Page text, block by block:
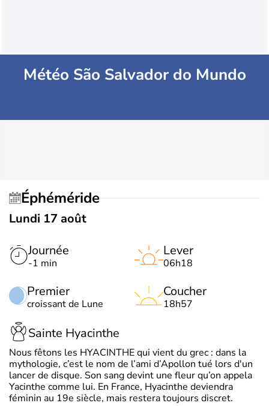
Météo São Salvador do Mundo
Éphéméride
Lundi 17 août
Journée
-1 min
Premier
croissant de Lune
Lever
06h18
Coucher
18h57
Sainte Hyacinthe
Nous fêtons les HYACINTHE qui vient du grec : dans la
mythologie, c’est le nom de l’ami d’Apollon tué lors d'un
lancer de disque. Son sang devint une fleur qu’on appela
Yacinthe comme lui. En France, Hyacinthe deviendra
féminin au 19e siècle, mais restera toujours discret.